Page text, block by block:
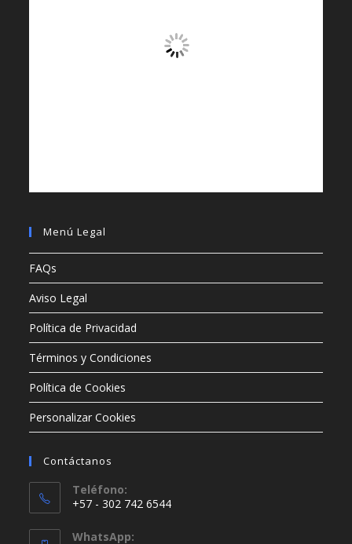
Menú Legal
FAQs
Aviso Legal
Política de Privacidad
Términos y Condiciones
Política de Cookies
Personalizar Cookies
Contáctanos
Teléfono:
+57 - 302 742 6544
WhatsApp: